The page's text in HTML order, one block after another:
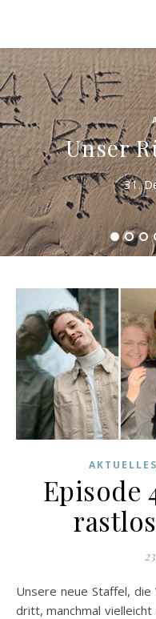
Unser
31.
AKTUELLES
Episode
Unsere neue Staffel, die Vierte, ist immer ein Gespräch zu
dritt, manchmal